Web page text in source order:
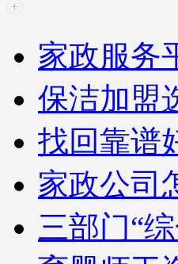
家政服务
保洁加盟
找回靠谱
家政公司
三部门“